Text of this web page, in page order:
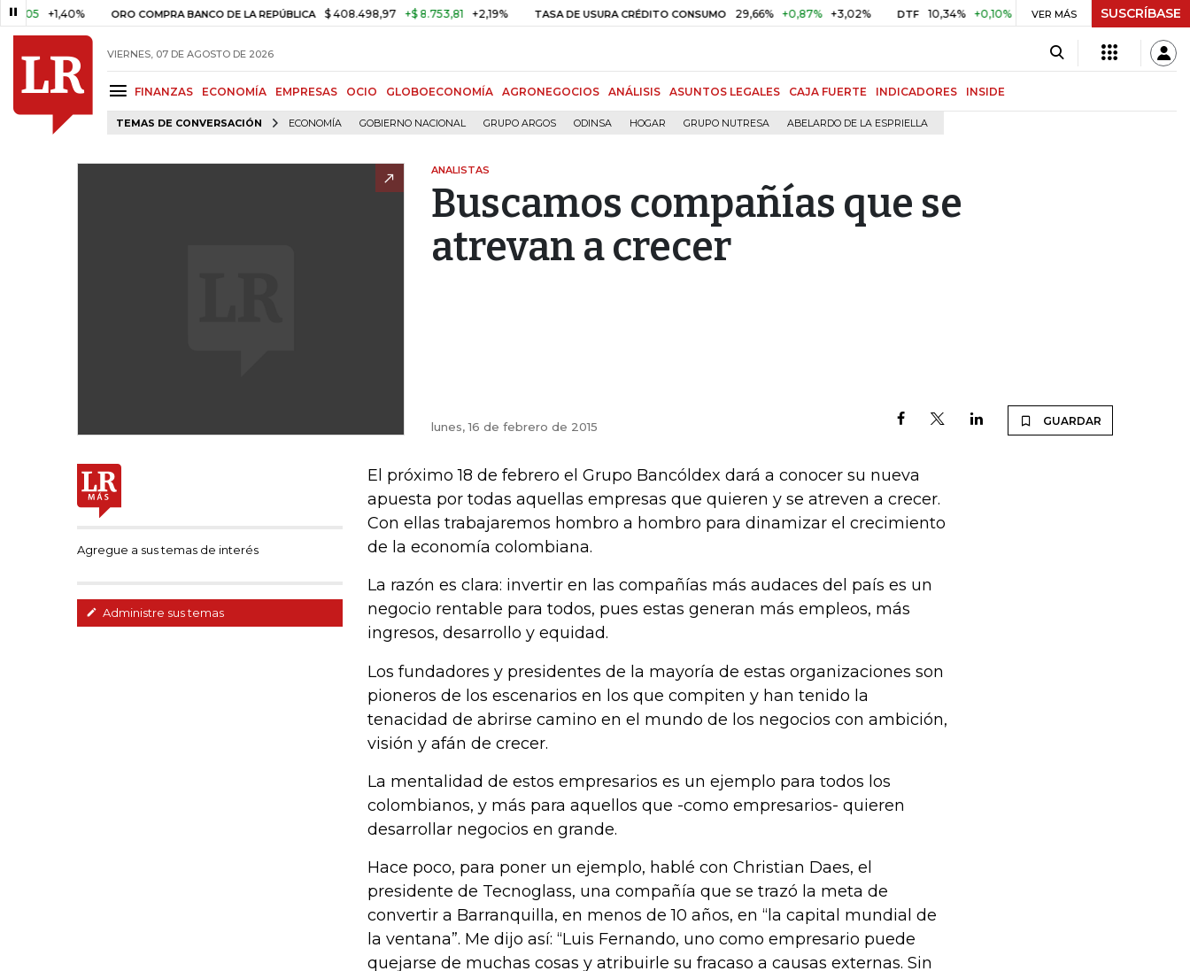
+1,40% ORO COMPRA BANCO DE LA REPÚBLICA $ 408.498,97 +$ 8.753,81 +2,19% TASA DE USURA CRÉDITO CONSUMO 29,66% +0,87% +3,02% DTF 10,34% +0,10% +0,98% UVR $ 416,91 +$ 0,05
VER MÁS SUSCRÍBASE
VIERNES, 07 DE AGOSTO DE 2026
FINANZAS ECONOMÍA EMPRESAS OCIO GLOBOECONOMÍA AGRONEGOCIOS ANÁLISIS ASUNTOS LEGALES CAJA FUERTE INDICADORES INSIDE
TEMAS DE CONVERSACIÓN ECONOMÍA GOBIERNO NACIONAL GRUPO ARGOS ODINSA HOGAR GRUPO NUTRESA ABELARDO DE LA ESPRIELLA
ANALISTAS
Buscamos compañías que se
atrevan a crecer
lunes, 16 de febrero de 2015 GUARDAR
Agregue a sus temas de interés
Administre sus temas
El próximo 18 de febrero el Grupo Bancóldex dará a conocer su nueva
apuesta por todas aquellas empresas que quieren y se atreven a crecer.
Con ellas trabajaremos hombro a hombro para dinamizar el crecimiento
de la economía colombiana.
La razón es clara: invertir en las compañías más audaces del país es un
negocio rentable para todos, pues estas generan más empleos, más
ingresos, desarrollo y equidad.
Los fundadores y presidentes de la mayoría de estas organizaciones son
pioneros de los escenarios en los que compiten y han tenido la
tenacidad de abrirse camino en el mundo de los negocios con ambición,
visión y afán de crecer.
La mentalidad de estos empresarios es un ejemplo para todos los
colombianos, y más para aquellos que -como empresarios- quieren
desarrollar negocios en grande.
Hace poco, para poner un ejemplo, hablé con Christian Daes, el
presidente de Tecnoglass, una compañía que se trazó la meta de
convertir a Barranquilla, en menos de 10 años, en “la capital mundial de
la ventana”. Me dijo así: “Luis Fernando, uno como empresario puede
quejarse de muchas cosas y atribuirle su fracaso a causas externas. Sin